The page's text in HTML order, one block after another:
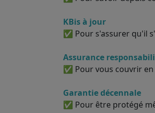
KBis à jour
✅ Pour s'assurer qu'il
Assurance
✅ Pour vous couvrir
Garantie décennale
✅ Pour être protégé